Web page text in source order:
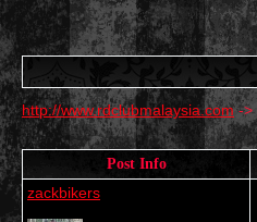
http://www.rdclubmalaysia.com->
Post Info
zackbikers